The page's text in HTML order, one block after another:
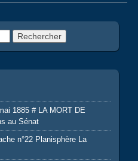
1885 # LA MORT DE
au Sénat
n°22 Planisphère La